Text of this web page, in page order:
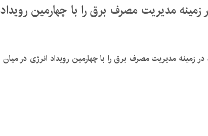
مدیریت مصرف برق را با چهارمین رویداد
در زمینه مدیریت مصرف برق را با چهارمین رویداد انرژی در میان